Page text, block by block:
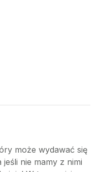
może wydawać się
jeśli nie mamy z nimi